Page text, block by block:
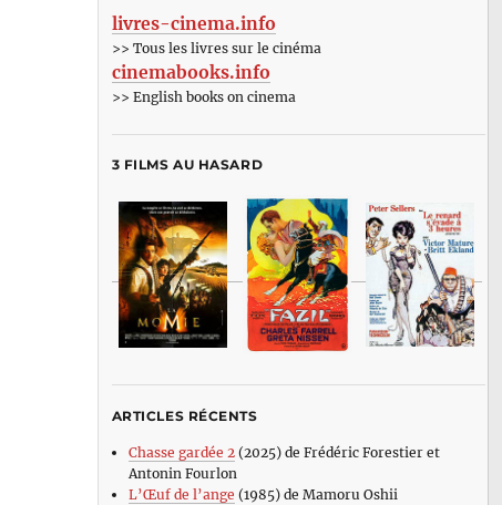
livres-cinema.info
>> Tous les livres sur le cinéma
cinemabooks.info
>> English books on cinema
3 FILMS AU HASARD
ARTICLES RÉCENTS
Chasse gardée 2(2025) de Frédéric Forestier et
Antonin Fourlon
L’Œuf de l’ange (1985) de Mamoru Oshii